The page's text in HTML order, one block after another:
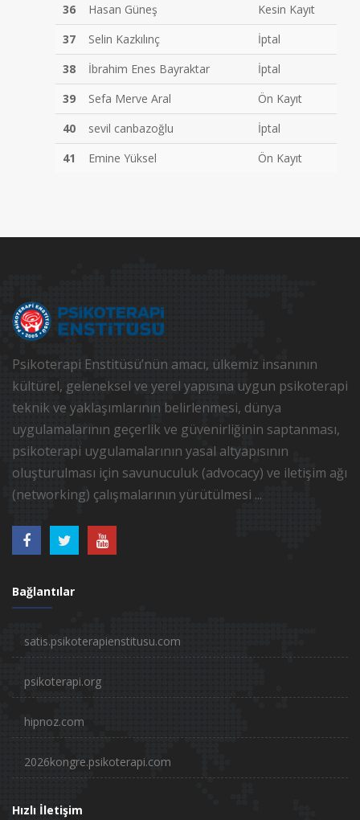
36
Hasan Güneş
Kesin Kayıt
37
Selin Kazkılınç
İptal
38
İbrahim Enes Bayraktar
İptal
39
Sefa Merve Aral
Ön Kayıt
40
sevil canbazoğlu
İptal
41
Emine Yüksel Ön Kayıt
Psikoterapi Enstitüsü’nün amacı, ülkemiz insanının
kültürel, geleneksel ve yerel yapısına uygun psikoterapi
teknik ve yaklaşımlarının belirlenmesi, dünya
uygulamalarının geçerlik ve güvenirliğinin saptanması,
psikoterapi uygulamalarının yasal altyapısının
oluşturulması için savunuculuk (advocacy) ve iletişim ağı
(networking) çalışmalarının yürütülmesi ...
Bağlantılar
satis.psikoterapienstitusu.com
psikoterapi.org
hipnoz.com
2026kongre.psikoterapi.com
Hızlı İletişim